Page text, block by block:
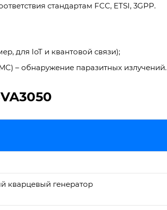
стандартам FCC, ETSI, 3GPP.
для IoT и квантовой связи);
– обнаружение паразитных излучений.
кварцевый генератор